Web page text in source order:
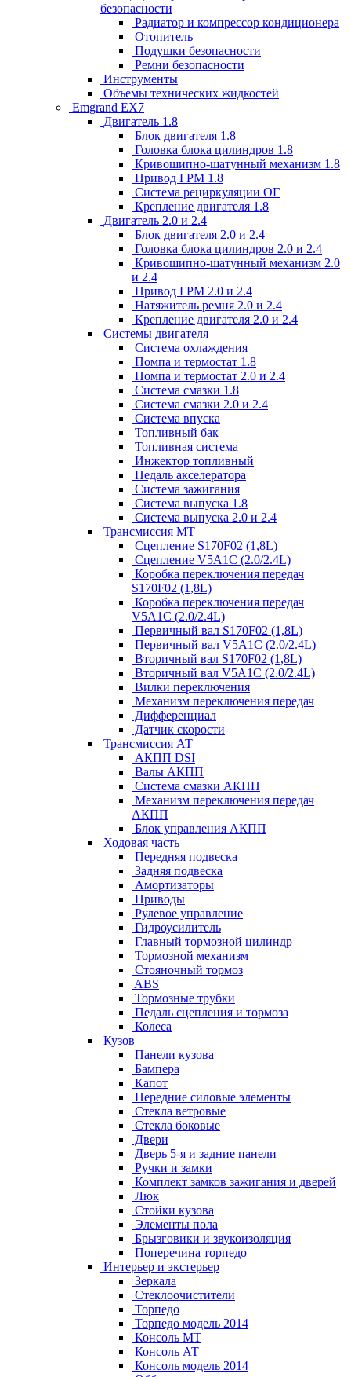
безопасности
Радиатор и компрессор кондиционера
Отопитель
Подушки безопасности
Ремни безопасности
Инструменты
Объемы технических жидкостей
Emgrand EX7
Двигатель 1.8
Блок двигателя 1.8
Головка блока цилиндров 1.8
Кривошипно-шатунный механизм 1.8
Привод ГРМ 1.8
Система рециркуляции ОГ
Крепление двигателя 1.8
Двигатель 2.0 и 2.4
Блок двигателя 2.0 и 2.4
Головка блока цилиндров 2.0 и 2.4
Кривошипно-шатунный механизм 2.0
и 2.4
Привод ГРМ 2.0 и 2.4
Натяжитель ремня 2.0 и 2.4
Крепление двигателя 2.0 и 2.4
Системы двигателя
Система охлаждения
Помпа и термостат 1.8
Помпа и термостат 2.0 и 2.4
Система смазки 1.8
Система смазки 2.0 и 2.4
Система впуска
Топливный бак
Топливная система
Инжектор топливный
Педаль акселератора
Система зажигания
Система выпуска 1.8
Система выпуска 2.0 и 2.4
Трансмиссия МТ
Сцепление S170F02 (1,8L)
Сцепление V5A1C (2.0/2.4L)
Коробка переключения передач
S170F02 (1,8L)
Коробка переключения передач
V5A1C (2.0/2.4L)
Первичный вал S170F02 (1,8L)
Первичный вал V5A1C (2.0/2.4L)
Вторичный вал S170F02 (1,8L)
Вторичный вал V5A1C (2.0/2.4L)
Вилки переключения
Механизм переключения передач
Дифференциал
Датчик скорости
Трансмиссия АТ
АКПП DSI
Валы АКПП
Система смазки АКПП
Механизм переключения передач
АКПП
Блок управления АКПП
Ходовая часть
Передняя подвеска
Задняя подвеска
Амортизаторы
Приводы
Рулевое управление
Гидроусилитель
Главный тормозной цилиндр
Тормозной механизм
Стояночный тормоз
ABS
Тормозные трубки
Педаль сцепления и тормоза
Колеса
Кузов
Панели кузова
Бампера
Капот
Передние силовые элементы
Стекла ветровые
Стекла боковые
Двери
Дверь 5-я и задние панели
Ручки и замки
Комплект замков зажигания и дверей
Люк
Стойки кузова
Элементы пола
Брызговики и звукоизоляция
Поперечина торпедо
Интерьер и экстерьер
Зеркала
Стеклоочистители
Торпедо
Торпедо модель 2014
Консоль МТ
Консоль АТ
Консоль модель 2014